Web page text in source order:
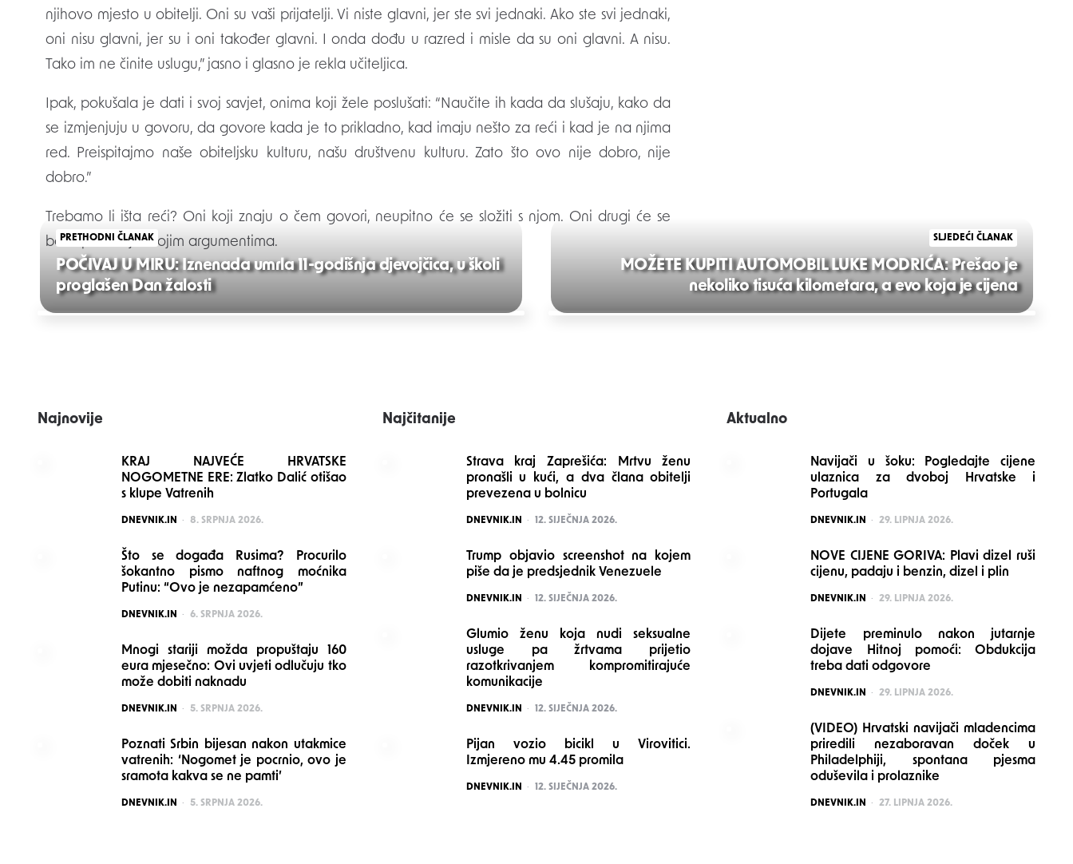
njihovo mjesto u obitelji. Oni su vaši prijatelji. Vi niste glavni, jer ste svi jednaki. Ako ste svi jednaki,
oni nisu glavni, jer su i oni također glavni. I onda dođu u razred i misle da su oni glavni. A nisu.
Tako im ne činite uslugu,” jasno i glasno je rekla učiteljica.
Ipak, pokušala je dati i svoj savjet, onima koji žele poslušati: “Naučite ih kada da slušaju, kako da
se izmjenjuju u govoru, da govore kada je to prikladno, kad imaju nešto za reći i kad je na njima
red. Preispitajmo naše obiteljsku kulturu, našu društvenu kulturu. Zato što ovo nije dobro, nije
dobro.”
Trebamo li išta reći? Oni koji znaju o čem govori, neupitno će se složiti s njom. Oni drugi će se
boriti protiv nje svojim argumentima.
Post
PRETHODNI ČLANAK
POČIVAJ U MIRU: Iznenada umrla 11-godišnja djevojčica, u školi
proglašen Dan žalosti
SLJEDEĆI ČLANAK
MOŽETE KUPITI AUTOMOBIL LUKE MODRIĆA: Prešao je
nekoliko tisuća kilometara, a evo koja je cijena
Najnovije
KRAJ NAJVEĆE HRVATSKE
NOGOMETNE ERE: Zlatko Dalić otišao
s klupe Vatrenih
POSTED
DNEVNIK.IN 8. SRPNJA 2026.
Što se događa Rusima? Procurilo
šokantno pismo naftnog moćnika
Putinu: “Ovo je nezapamćeno”
POSTED
DNEVNIK.IN 6. SRPNJA 2026.
Mnogi stariji možda propuštaju 160
eura mjesečno: Ovi uvjeti odlučuju tko
može dobiti naknadu
POSTED
DNEVNIK.IN 5. SRPNJA 2026.
Poznati Srbin bijesan nakon utakmice
vatrenih: ‘Nogomet je pocrnio, ovo je
sramota kakva se ne pamti’
POSTED
DNEVNIK.IN 5. SRPNJA 2026.
Najčitanije
Strava kraj Zaprešića: Mrtvu ženu
pronašli u kući, a dva člana obitelji
prevezena u bolnicu
POSTED
DNEVNIK.IN 12. SIJEČNJA 2026.
Trump objavio screenshot na kojem
piše da je predsjednik Venezuele
POSTED
DNEVNIK.IN 12. SIJEČNJA 2026.
Glumio ženu koja nudi seksualne
usluge pa žrtvama prijetio
razotkrivanjem kompromitirajuće
komunikacije
POSTED
DNEVNIK.IN 12. SIJEČNJA 2026.
Pijan vozio bicikl u Virovitici.
Izmjereno mu 4.45 promila
POSTED
DNEVNIK.IN 12. SIJEČNJA 2026.
Aktualno
Navijači u šoku: Pogledajte cijene
ulaznica za dvoboj Hrvatske i
Portugala
POSTED
DNEVNIK.IN 29. LIPNJA 2026.
NOVE CIJENE GORIVA: Plavi dizel ruši
cijenu, padaju i benzin, dizel i plin
POSTED
DNEVNIK.IN 29. LIPNJA 2026.
Dijete preminulo nakon jutarnje
dojave Hitnoj pomoći: Obdukcija
treba dati odgovore
POSTED
DNEVNIK.IN 29. LIPNJA 2026.
(VIDEO) Hrvatski navijači mladencima
priredili nezaboravan doček u
Philadelphiji, spontana pjesma
oduševila i prolaznike
POSTED
DNEVNIK.IN 27. LIPNJA 2026.